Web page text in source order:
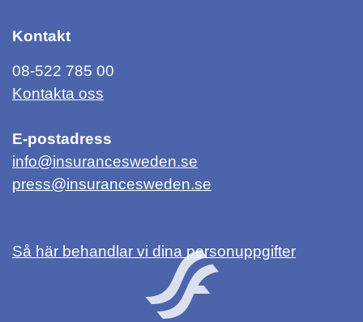
Kontakt
08-522 785 00
Kontakta oss
E-postadress
info@insurancesweden.se
press@insurancesweden.se
Så här behandlar vi dina personuppgifter